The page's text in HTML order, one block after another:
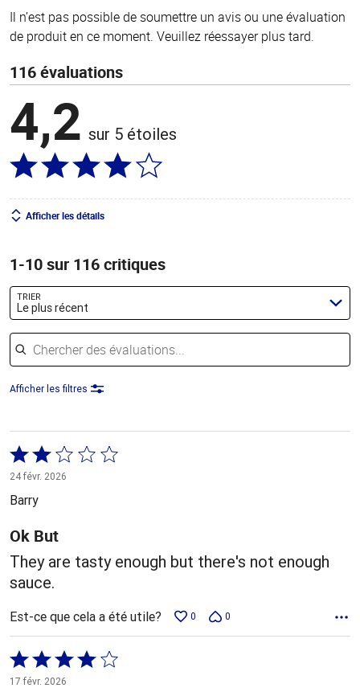
Il n’est pas possible de soumettre un avis ou une évaluation
de produit en ce moment. Veuillez réessayer plus tard.
116 évaluations
4,2 sur 5 étoiles
Afficher les détails
1-10 sur 116 critiques
TRIER
Le plus récent
Chercher des évaluations
Afficher les filtres
Coté
2 sur
5
24 févr. 2026
Barry
Ok But
They are tasty enough but there's not enough
sauce.
Est-ce que cela a été utile? 0 0
Coté
4 sur
17 févr. 2026